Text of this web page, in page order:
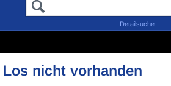
Detailsuche
Los nicht vorhanden